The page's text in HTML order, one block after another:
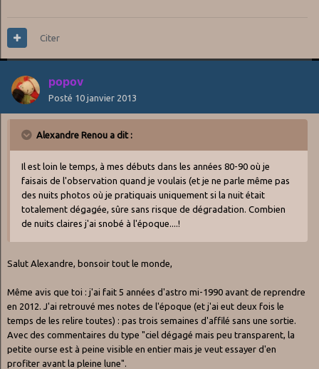
Citer
popov
Posté 10 janvier 2013
Alexandre Renou a dit :
Il est loin le temps, à mes débuts dans les années 80-90 où je
faisais de l'observation quand je voulais (et je ne parle même pas
des nuits photos où je pratiquais uniquement si la nuit était
totalement dégagée, sûre sans risque de dégradation. Combien
de nuits claires j'ai snobé à l'époque....!
Salut Alexandre, bonsoir tout le monde,
Même avis que toi : j'ai fait 5 années d'astro mi-1990 avant de reprendre
en 2012. J'ai retrouvé mes notes de l'époque (et j'ai eut deux fois le
temps de les relire toutes) : pas trois semaines d'affilé sans une sortie.
Avec des commentaires du type "ciel dégagé mais peu transparent, la
petite ourse est à peine visible en entier mais je veut essayer d'en
profiter avant la pleine lune".